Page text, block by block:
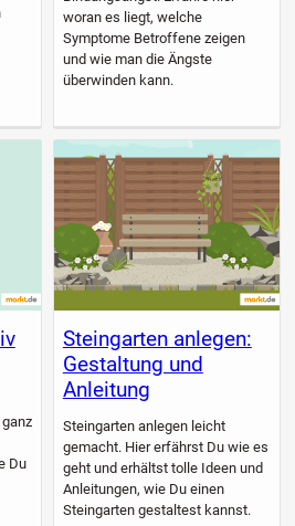
woran es liegt, welche
Symptome Betroffene zeigen
und wie man die Ängste
überwinden kann.
Du
Steingarten anlegen:
Gestaltung und
Anleitung
Steingarten anlegen leicht
gemacht. Hier erfährst Du wie es
geht und erhältst tolle Ideen und
Anleitungen, wie Du einen
Steingarten gestaltest kannst.